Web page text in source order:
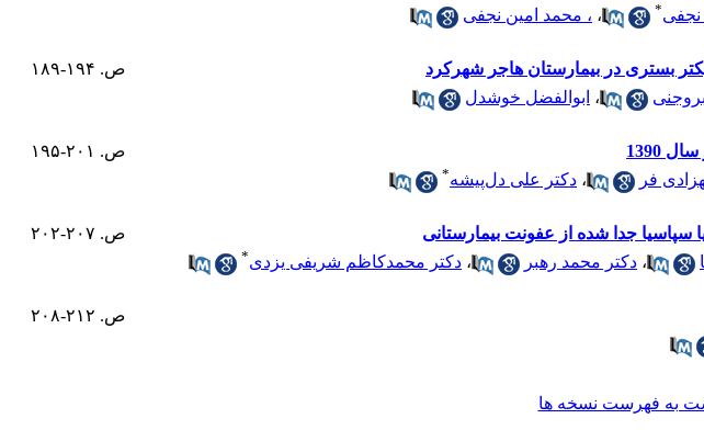
نجفی* ، ، محمد امین نجفی
بستری در بیمارستان هاجر شهرکرد
ص. ۱۹۴-۱۸۹
، ابوالفضل خوشدل
1390
ص. ۲۰۱-۱۹۵
فر ، دکتر علی دل‌پیشه*
سپاسیا جدا شده از عفونت بیمارستانی
ص. ۲۰۷-۲۰۲
، دکتر محمد رهبر ، دکتر محمدکاظم شریفی یزدی*
ص. ۲۱۲-۲۰۸
به فهرست نسخه ها